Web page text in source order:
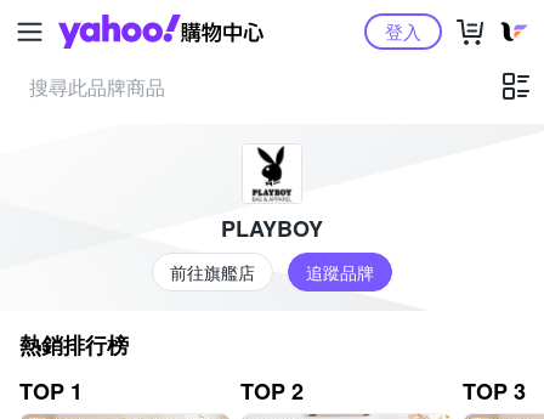
Yahoo購物中心登入
PLAYBOY
前往旗艦店 追蹤品牌
熱銷排行榜
TOP 1
TOP 2 TOP 3